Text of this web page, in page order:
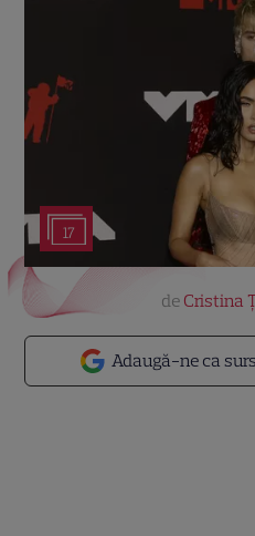
17
Adaugă-ne ca
de Cristina